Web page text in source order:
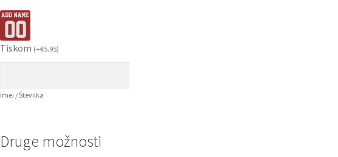
Tiskom (+€5.95)
Imei / Številka
Druge možnosti